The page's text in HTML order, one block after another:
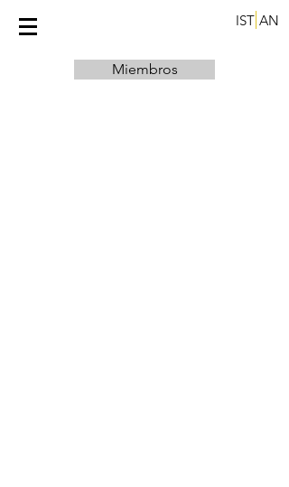
IST AN
Miembros